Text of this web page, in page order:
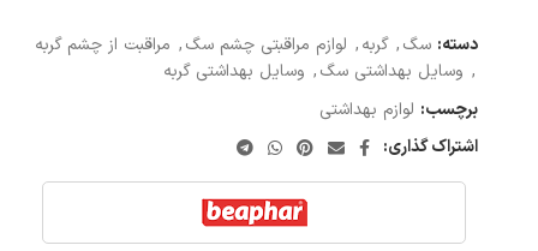
دسته: سگ, گربه, لوازم مراقبتی چشم سگ, مراقبت از چشم گربه
, وسایل بهداشتی سگ, وسایل بهداشتی گربه
برچسب: لوازم بهداشتی
اشتراک گذاری: